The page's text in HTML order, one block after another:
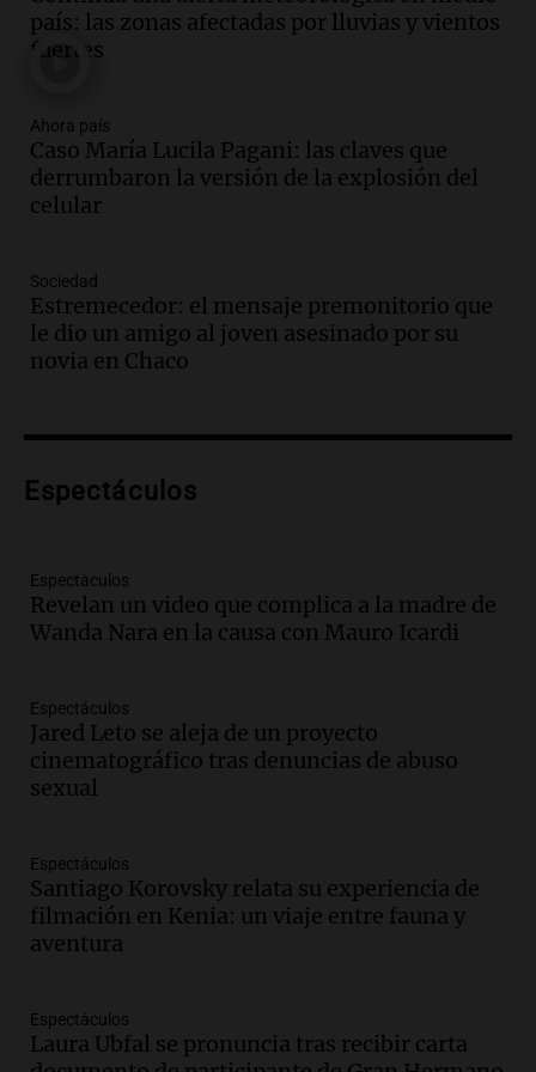
relato mentiroso"
Informados al regreso
Episodios
gran expo, con concurso de panificados
y actividades destacadas
Panorama Federal
Episodios
violó libertad condicional al ir al
Mundial de Atlanta
Panorama Federal
Episodios
programa de movilidad sustentable
Episodios
tras condiciones invernales
Panorama Federal
Episodios
distraídos: ¿Qué pasa con un niño
cuando el padre mira mucho el teléfono?
Educar entre todos
Episodios
edificios icónicos
Panorama Federal
Episodios
Audio.
controvertidos
Panorama Federal
Episodios
país: las zonas afectadas por lluvias y vientos
fuertes
Ahora país
Caso María Lucila Pagani: las claves que
derrumbaron la versión de la explosión del
celular
Sociedad
Estremecedor: el mensaje premonitorio que
le dio un amigo al joven asesinado por su
novia en Chaco
Espectáculos
Espectáculos
Revelan un video que complica a la madre de
Wanda Nara en la causa con Mauro Icardi
Espectáculos
Jared Leto se aleja de un proyecto
cinematográfico tras denuncias de abuso
sexual
Espectáculos
Santiago Korovsky relata su experiencia de
filmación en Kenia: un viaje entre fauna y
aventura
Espectáculos
Laura Ubfal se pronuncia tras recibir carta